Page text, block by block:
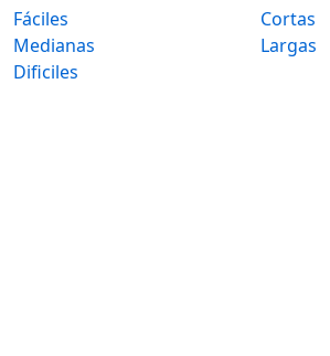
Fáciles
Medianas
Dificiles
Cortas
Largas